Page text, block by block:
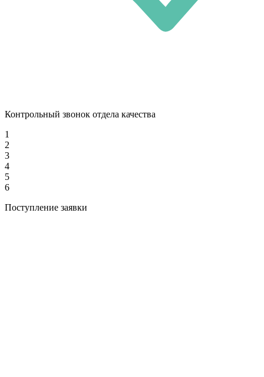
Контрольный звонок отдела качества
1
2
3
4
5
6
Поступление заявки